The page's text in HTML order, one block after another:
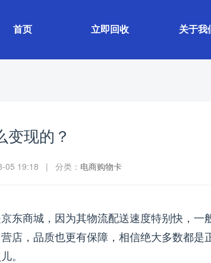
首页 立即回收 关于我
变现的？
05 19:18 | 分类： 电商购物卡
东商城，因为其物流配送速度特别快，一
店，品质也更有保障，相信绝大多数都是
。